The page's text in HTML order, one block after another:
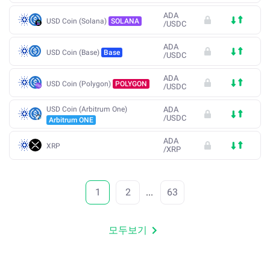
USD Coin (Solana) SOLANA
ADA
/USDC
USD Coin (Base) Base
ADA
/USDC
USD Coin (Polygon) POLYGON
ADA
/USDC
USD Coin (Arbitrum One)
Arbitrum ONE
ADA
/USDC
XRP
ADA
/XRP
1 2 ... 63
모두보기